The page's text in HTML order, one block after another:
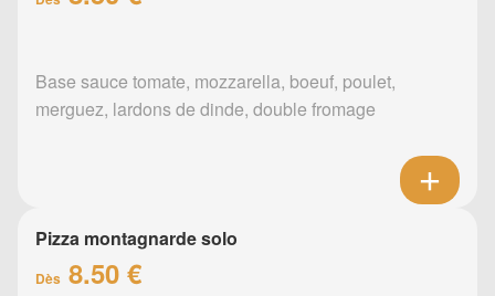
Base sauce tomate, mozzarella, boeuf, poulet,
merguez, lardons de dinde, double fromage
Pizza montagnarde solo
Dès 8.50 €